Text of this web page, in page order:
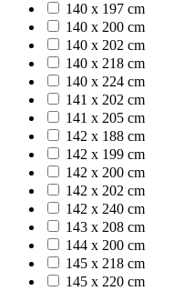
140 x 197 cm
140 x 200 cm
140 x 202 cm
140 x 218 cm
140 x 224 cm
141 x 202 cm
141 x 205 cm
142 x 188 cm
142 x 199 cm
142 x 200 cm
142 x 202 cm
142 x 240 cm
143 x 208 cm
144 x 200 cm
145 x 218 cm
145 x 220 cm